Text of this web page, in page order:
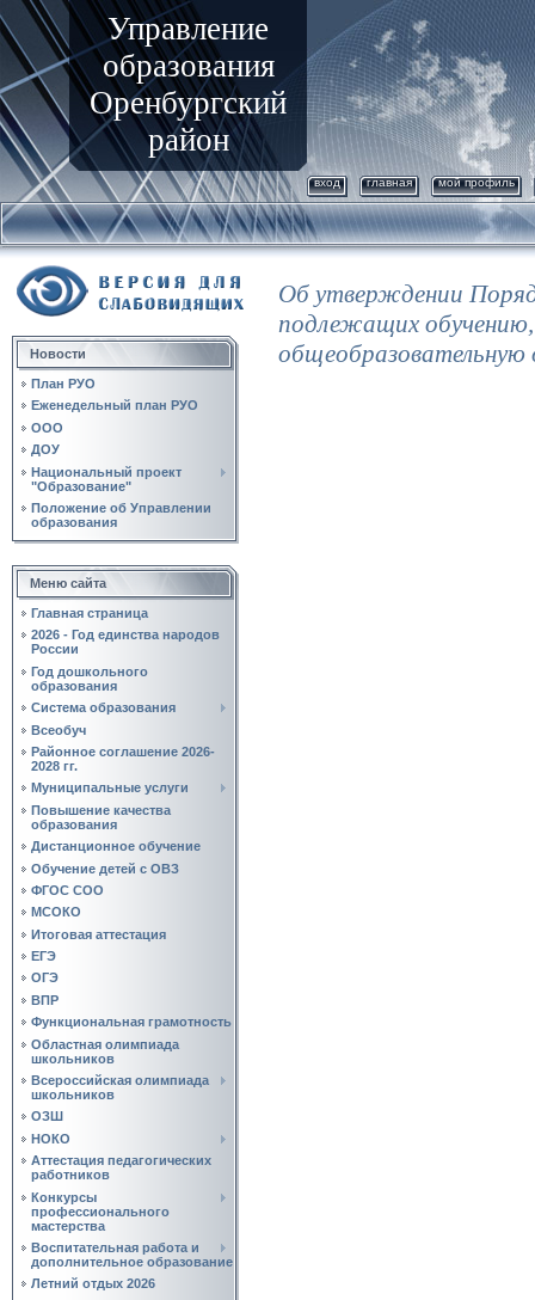
Управление
образования
Оренбургский
район
вход главная мой профиль
Новости
План РУО
Еженедельный план РУО
ООО
ДОУ
Национальный проект
"Образование"
Положение об Управлении
образования
Меню сайта
Главная страница
2026 - Год единства народов
России
Год дошкольного
образования
Система образования
Всеобуч
Районное соглашение 2026-
2028 гг.
Муниципальные услуги
Повышение качества
образования
Дистанционное обучение
Обучение детей с ОВЗ
ФГОС СОО
МСОКО
Итоговая аттестация
ЕГЭ
ОГЭ
ВПР
Функциональная грамотность
Областная олимпиада
школьников
Всероссийская олимпиада
школьников
ОЗШ
НОКО
Аттестация педагогических
работников
Конкурсы
профессионального
мастерства
Воспитательная работа и
дополнительное образование
Летний отдых 2026
Об утверждении
подлежащих
общеобразовательную